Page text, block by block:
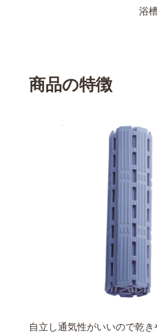
浴
商品の特徴
自立し通気性がいいので乾き